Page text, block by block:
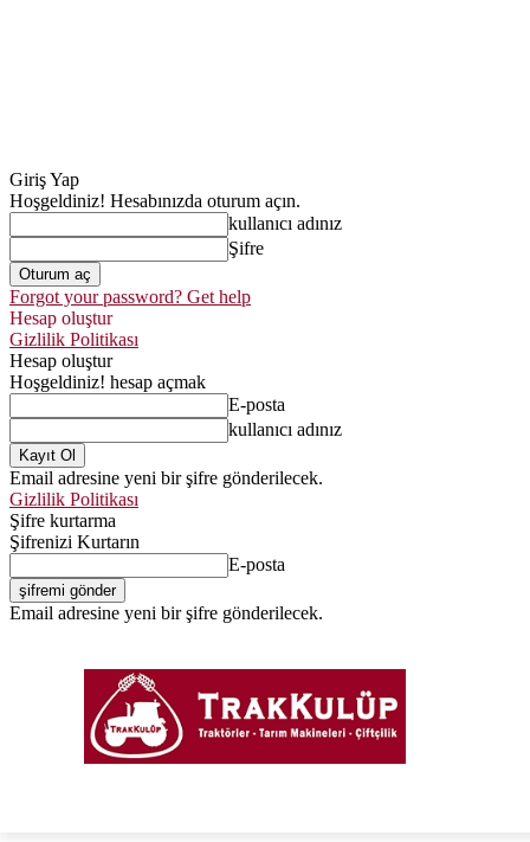
Giriş Yap
Hoşgeldiniz! Hesabınızda oturum açın.
kullanıcı adınız
Şifre
Forgot your password? Get help
Hesap oluştur
Gizlilik Politikası
Hesap oluştur
Hoşgeldiniz! hesap açmak
E-posta
kullanıcı adınız
Email adresine yeni bir şifre gönderilecek.
Gizlilik Politikası
Şifre kurtarma
Şifrenizi Kurtarın
E-posta
Email adresine yeni bir şifre gönderilecek.